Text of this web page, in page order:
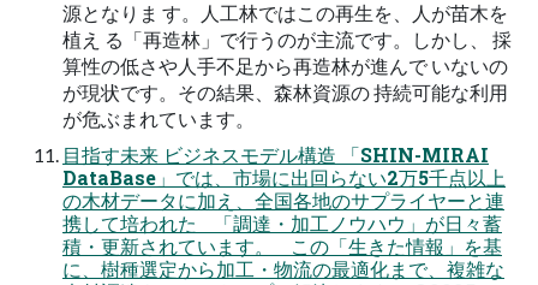
源となりま す。人工林ではこの再生を、人が苗木を
植え る「再造林」で行うのが主流です。しかし、 採
算性の低さや人手不足から再造林が進んで いないの
が現状です。その結果、森林資源の 持続可能な利用
が危ぶまれています。
目指す未来 ビジネスモデル構造 「SHIN-MIRAI
DataBase」では、市場に出回らない2万5千点以上
の木材データに加え、全国各地のサプライヤーと連
携して培われた 「調達・加工ノウハウ」が日々蓄
積・更新されています。 この「生きた情報」を基
に、樹種選定から加工・物流の最適化まで、複雑な